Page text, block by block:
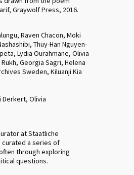
Graywolf Press, 2016.
Raven Chacon, Moki
Thuy-Han Nguyen-
Lydia Ourahmane, Olivia
Georgia Sagri, Helena
Sweden, Kiluanji Kia
Derkert, Olivia
at Staatliche
curated a series of
through exploring
questions.